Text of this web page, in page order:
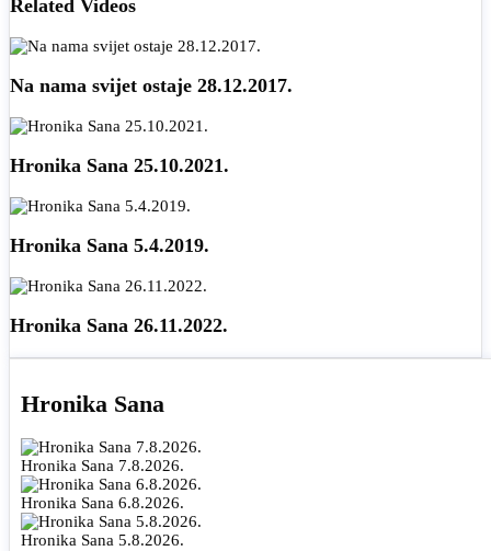
Related Videos
Na nama svijet ostaje 28.12.2017.
Hronika Sana 25.10.2021.
Hronika Sana 5.4.2019.
Hronika Sana 26.11.2022.
Hronika Sana
Hronika Sana 7.8.2026.
Hronika Sana 6.8.2026.
Hronika Sana 5.8.2026.